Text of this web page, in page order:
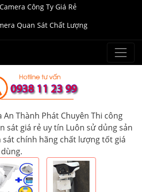
Công Ty Giá Rẻ
Quan Sát Chất Lượng
An Thành Phát Chuyên Thi công
sát giá rẻ uy tín Luôn sử dủng sản
chính hãng chất lượng tốt giá